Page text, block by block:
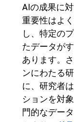
AIの成果に
重要性はよ
し、特定の
たデータが
あります。
ンにわたる
に、研究者
ションを対
門的なデー